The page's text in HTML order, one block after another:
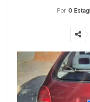
Por O